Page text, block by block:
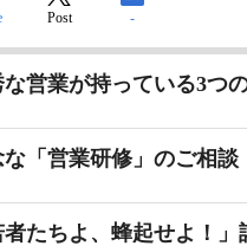
Post -
営業が持っている3つ
な「営業研修」のご相談
者たちよ、蜂起せよ！